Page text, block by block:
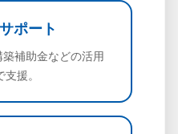
ポート
補助金などの活用
援。